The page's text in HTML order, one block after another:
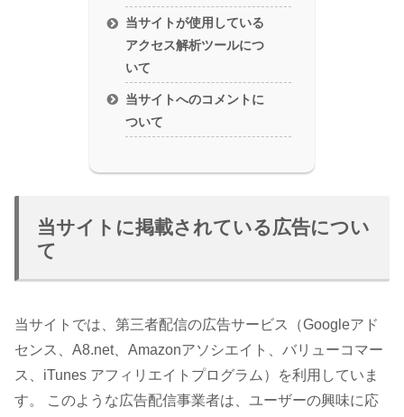
当サイトが使用している
アクセス解析ツールにつ
いて
当サイトへのコメントに
ついて
当サイトに掲載されている広告につい
て
当サイトでは、第三者配信の広告サービス（Googleアド
センス、A8.net、Amazonアソシエイト、バリューコマー
ス、iTunes アフィリエイトプログラム）を利用していま
す。 このような広告配信事業者は、ユーザーの興味に応